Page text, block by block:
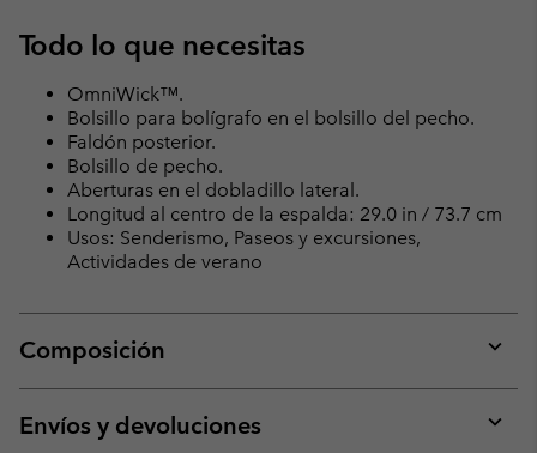
Todo lo que necesitas
OmniWick™.
Bolsillo para bolígrafo en el bolsillo del pecho.
Faldón posterior.
Bolsillo de pecho.
Aberturas en el dobladillo lateral.
Longitud al centro de la espalda: 29.0 in / 73.7 cm
Usos: Senderismo, Paseos y excursiones,
Actividades de verano
Composición
or
Envíos y devoluciones